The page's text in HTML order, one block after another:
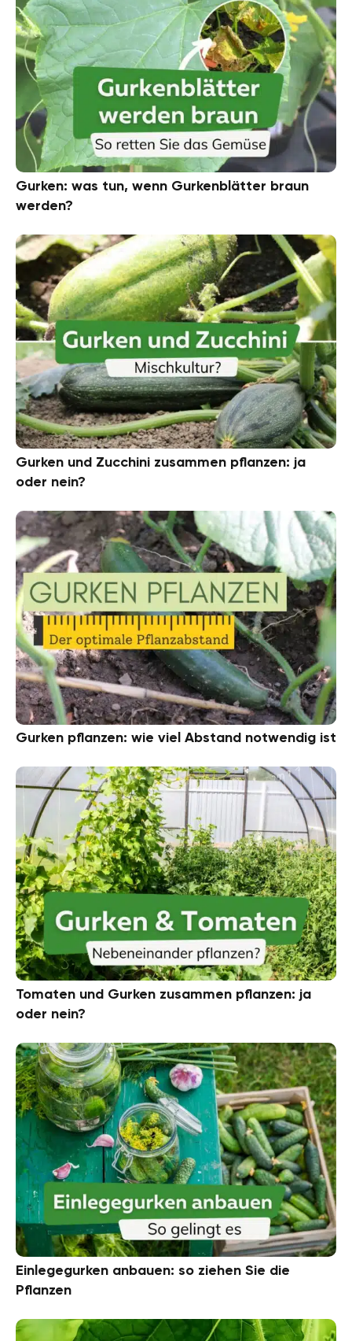
Gurken: was tun, wenn Gurkenblätter braun
werden?
Gurken und Zucchini zusammen pflanzen: ja
oder nein?
Gurken pflanzen: wie viel Abstand notwendig ist
Tomaten und Gurken zusammen pflanzen: ja
oder nein?
Einlegegurken anbauen: so ziehen Sie die
Pflanzen